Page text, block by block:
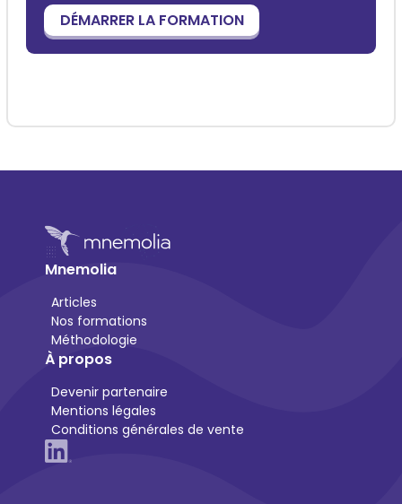
DÉMARRER LA FORMATION
Mnemolia
Articles
Nos formations
Méthodologie
À propos
Devenir partenaire
Mentions légales
Conditions générales de vente